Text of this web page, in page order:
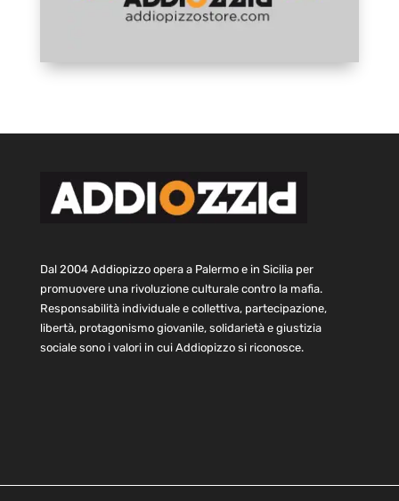
Dal 2004 Addiopizzo opera a Palermo e in Sicilia per
promuovere una rivoluzione culturale contro la mafia.
Responsabilità individuale e collettiva, partecipazione,
libertà, protagonismo giovanile, solidarietà e giustizia
sociale sono i valori in cui Addiopizzo si riconosce.